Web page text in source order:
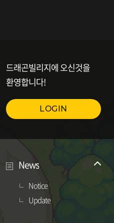
드래곤빌리지에 오신것을
환영합니다!
LOGIN
News
Notice
Update